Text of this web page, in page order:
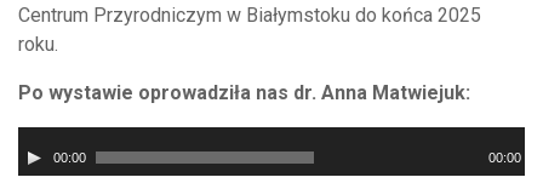
Centrum Przyrodniczym w Białymstoku do końca 2025
roku.
Po wystawie oprowadziła nas dr. Anna Matwiejuk:
plików00:00 00:00